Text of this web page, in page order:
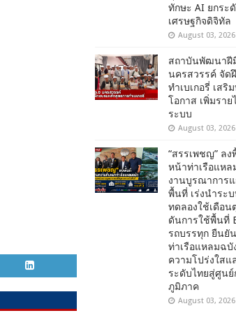
ทักษะ AI ยกระ
เศรษฐกิจดิจิทัล
August 03, 2026
สถาบันพัฒนาฝี
นครสวรรค์ จัด
ทำเบเกอรี่ เสริ
โอกาส เพิ่มรา
ระบบ
August 03, 2026
“สรรเพชญ” ล
หน้าท่าเรือแห
งานบูรณาการ
พื้นที่ เร่งนำระบ
ทดลองใช้เดือ
ดันการใช้พื้นที่
รถบรรทุก ยืนยั
ท่าเรือแหลมฉ
ความโปร่งใสแ
ระดับไทยสู่ศูน
ภูมิภาค
August 03, 2026